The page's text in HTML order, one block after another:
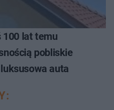
100 lat temu
pobliskie
auta